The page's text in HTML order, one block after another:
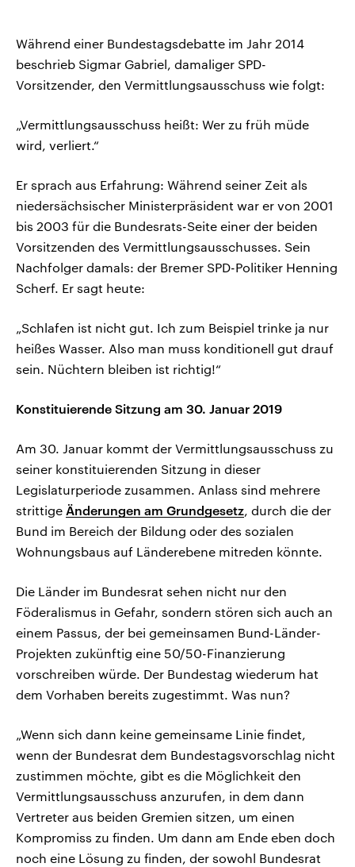
Während einer Bundestagsdebatte im Jahr 2014
beschrieb Sigmar Gabriel, damaliger SPD-
Vorsitzender, den Vermittlungsausschuss wie folgt:
„Vermittlungsausschuss heißt: Wer zu früh müde
wird, verliert.“
Er sprach aus Erfahrung: Während seiner Zeit als
niedersächsischer Ministerpräsident war er von 2001
bis 2003 für die Bundesrats-Seite einer der beiden
Vorsitzenden des Vermittlungsausschusses. Sein
Nachfolger damals: der Bremer SPD-Politiker Henning
Scherf. Er sagt heute:
„Schlafen ist nicht gut. Ich zum Beispiel trinke ja nur
heißes Wasser. Also man muss konditionell gut drauf
sein. Nüchtern bleiben ist richtig!“
Konstituierende Sitzung am 30. Januar 2019
Am 30. Januar kommt der Vermittlungsausschuss zu
seiner konstituierenden Sitzung in dieser
Legislaturperiode zusammen. Anlass sind mehrere
strittige Änderungen am Grundgesetz, durch die der
Bund im Bereich der Bildung oder des sozialen
Wohnungsbaus auf Länderebene mitreden könnte.
Die Länder im Bundesrat sehen nicht nur den
Föderalismus in Gefahr, sondern stören sich auch an
einem Passus, der bei gemeinsamen Bund-Länder-
Projekten zukünftig eine 50/50-Finanzierung
vorschreiben würde. Der Bundestag wiederum hat
dem Vorhaben bereits zugestimmt. Was nun?
„Wenn sich dann keine gemeinsame Linie findet,
wenn der Bundesrat dem Bundestagsvorschlag nicht
zustimmen möchte, gibt es die Möglichkeit den
Vermittlungsausschuss anzurufen, in dem dann
Vertreter aus beiden Gremien sitzen, um einen
Kompromiss zu finden. Um dann am Ende eben doch
noch eine Lösung zu finden, der sowohl Bundesrat